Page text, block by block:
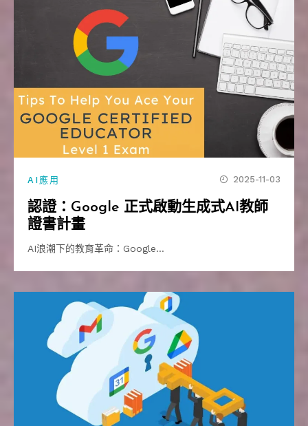
AI應用 2025-11-03
認證：Google 正式啟動生成式AI教師
證書計畫
AI浪潮下的教育革命：Google…